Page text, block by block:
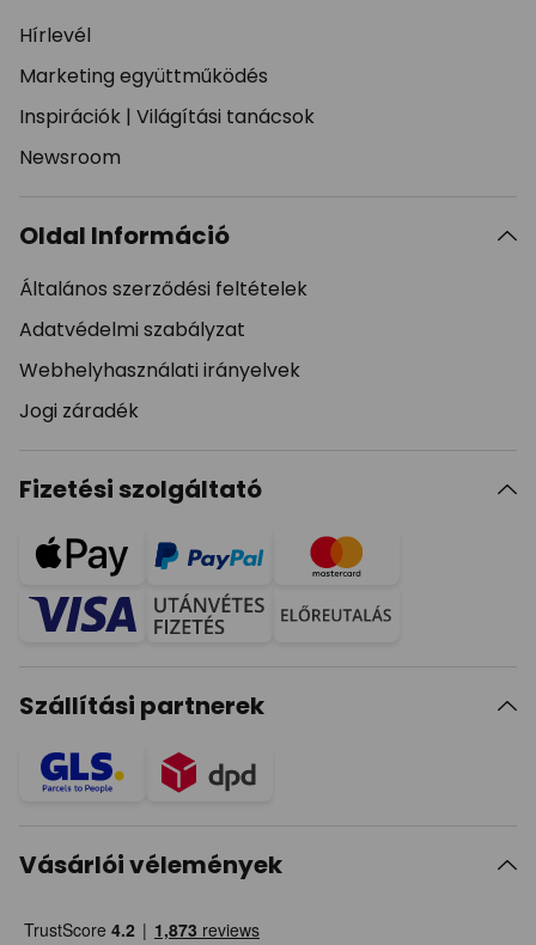
Hírlevél
Marketing együttműködés
Inspirációk | Világítási tanácsok
Newsroom
Oldal Információ
Általános szerződési feltételek
Adatvédelmi szabályzat
Webhelyhasználati irányelvek
Jogi záradék
Fizetési szolgáltató
Szállítási partnerek
Vásárlói vélemények